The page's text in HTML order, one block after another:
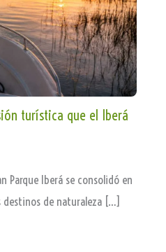
turística que el Iberá
Parque Iberá se consolidó en
de naturaleza […]